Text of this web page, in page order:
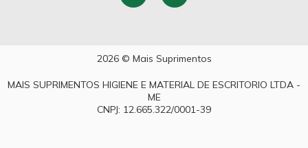
2026 © Mais Suprimentos
MAIS SUPRIMENTOS HIGIENE E MATERIAL DE ESCRITORIO LTDA -
ME
CNPJ: 12.665.322/0001-39